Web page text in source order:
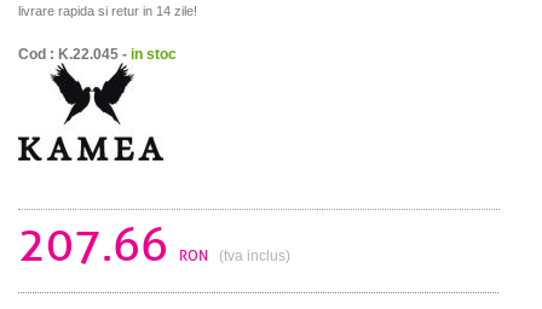
livrare rapida si retur in 14 zile!
Cod : K.22.045 - in stoc
207.66 RON (tva inclus)